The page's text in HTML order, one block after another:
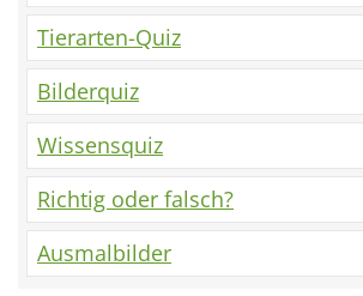
Tierarten-Quiz
Bilderquiz
Wissensquiz
Richtig oder falsch?
Ausmalbilder